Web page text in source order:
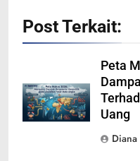
Post Terkait:
Peta
Uang
Diana